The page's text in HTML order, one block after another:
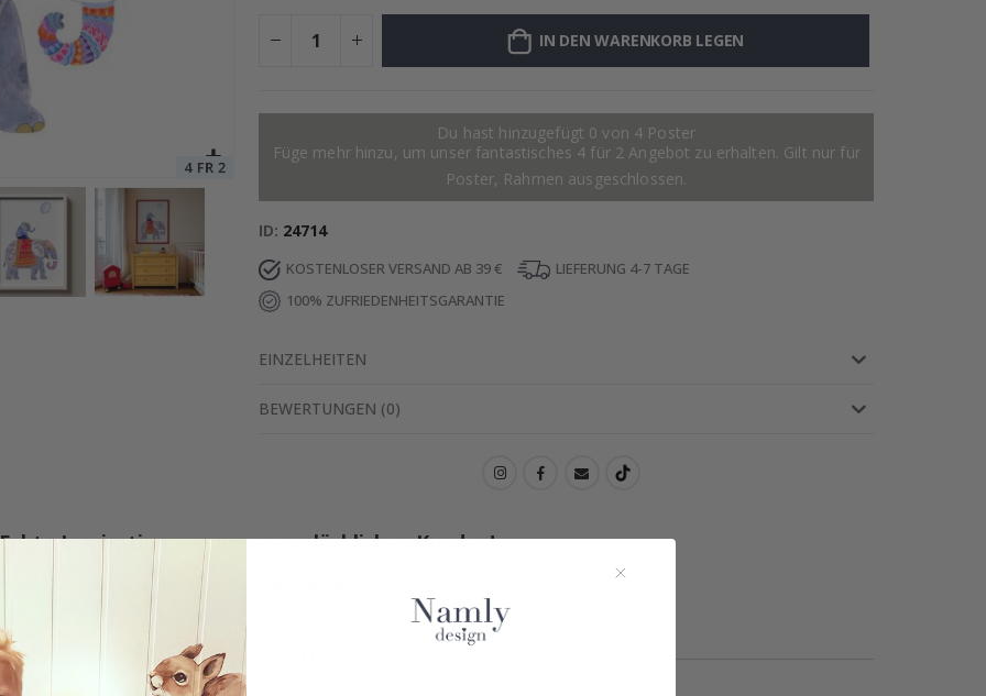
IN DEN WARENKORB LEGEN
Du hast hinzugefügt 0 von 4 Poster
Füge mehr hinzu, um unser fantastisches 4 für 2 Angebot zu erhalten. Gilt nur für
Poster, Rahmen ausgeschlossen.
ID 24714
KOSTENLOSER VERSAND AB 39 €
LIEFERUNG 4-7 TAGE
100% ZUFRIEDENHEITSGARANTIE
EINZELHEITEN
BEWERTUNGEN (0)
Inspiration von unseren glücklichen Kunden!
Teile dein Bild mit #namly_design
Ähnliche Produkte